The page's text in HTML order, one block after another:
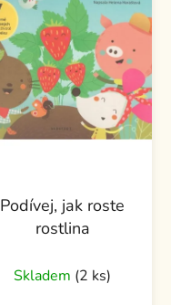
Podívej, jak roste
rostlina
Skladem (2 ks)